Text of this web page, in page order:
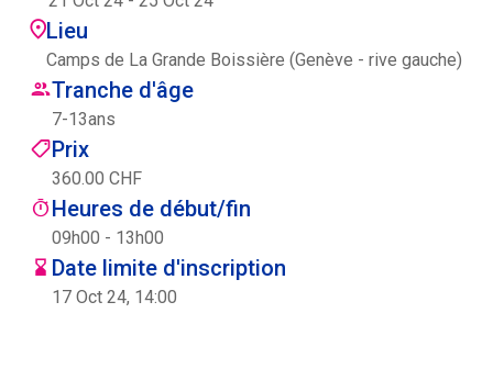
Centre des arts
Institute
Contact
Panier
Se connecter
Lieu
Camps de La Grande Boissière (Genève - rive gauche)
Tranche d'âge
7-13ans
Prix
360.00 CHF
Heures de début/fin
09h00 - 13h00
Date limite d'inscription
17 Oct 24, 14:00